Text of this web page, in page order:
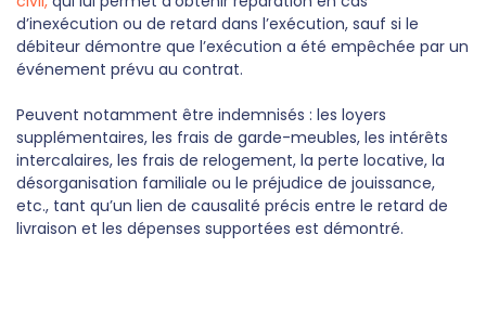
d’inexécution ou de retard dans l’exécution, sauf si le
débiteur démontre que l’exécution a été empêchée par un
événement prévu au contrat.
Peuvent notamment être indemnisés : les loyers
supplémentaires, les frais de garde-meubles, les intérêts
intercalaires, les frais de relogement, la perte locative, la
désorganisation familiale ou le préjudice de jouissance,
etc., tant qu’un lien de causalité précis entre le retard de
livraison et les dépenses supportées est démontré.
Nous avons recours à des cookies techniques pour
assurer le bon fonctionnement du site, nous
utilisons également des cookies soumis à votre
visite.
Cliquez ci-dessous sur « ACCEPTER » pour accepter
le dépôt de l'ensemble des cookies ou sur «
CONFIGURER » pour choisir quels cookies
nécessitant votre consentement seront déposés
(cookies statistiques), avant de continuer votre visite